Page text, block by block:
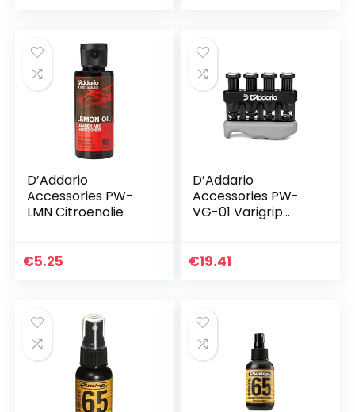
D’Addario
Accessories PW-
LMN Citroenolie
€5.25
D’Addario
Accessories PW-
VG-01 Varigrip
€19.41